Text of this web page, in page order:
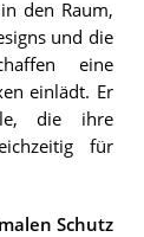
den Raum,
und die
eine
einlädt. Er
die ihre
für
Schutz